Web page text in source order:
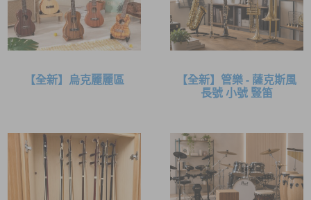
【全新】烏克麗麗區
【全新】管樂 - 薩克斯風
長號 小號 豎笛